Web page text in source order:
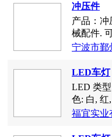
冲压件
产品：冲
械配件.
宁波市鄞
LED车灯
LED 类
色: 白, 红
福宜实业